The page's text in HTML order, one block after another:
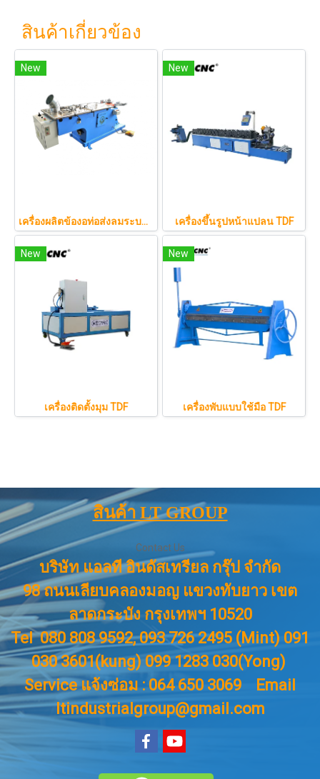
สินค้าเกี่ยวข้อง
New
เครื่องผลิตข้องอท่อส่งลมระบบไฮดรอลิก
New
เครื่องขึ้นรูปหน้าแปลน TDF
New
เครื่องติดตั้งมุม TDF
New
เครื่องพับแบบใช้มือ TDF
สินค้า LT GROUP
Contact Us
บริษัท แอลที อินดัสเทรียล กรุ๊ป จำกัด
98 ถนนเลียบคลองมอญ แขวงทับยาว เขต
ลาดกระบัง กรุงเทพฯ 10520
Tel 080 808 9592, 093 726 2495 (Mint) 091
030 3601(kung) 099 1283 030(Yong)
Service แจ้งซ่อม : 064 650 3069
Email
ltindustrialgroup@gmail.com